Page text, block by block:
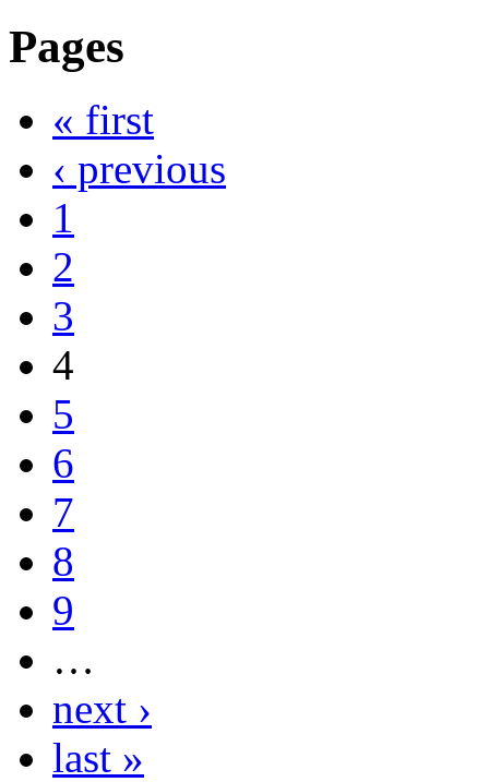
Pages
« first
‹ previous
1
2
3
4
5
6
7
8
9
…
next ›
last »